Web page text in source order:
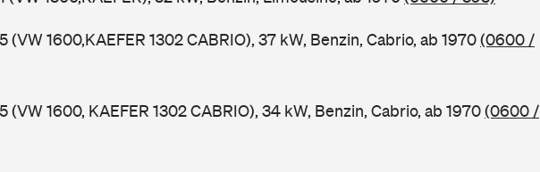
(VW 1600,KAEFER 1302 CABRIO), 37 kW, Benzin, Cabrio, ab 1970(0600 /
(VW 1600, KAEFER 1302 CABRIO), 34 kW, Benzin, Cabrio, ab 1970(0600 /